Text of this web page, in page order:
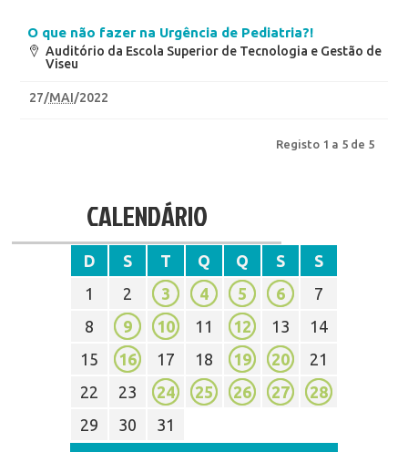
O que não fazer na Urgência de Pediatria?!
Auditório da Escola Superior de Tecnologia e Gestão de
Viseu
27/MAI/2022
Registo 1 a 5 de 5
CALENDÁRIO
D S T Q Q S
S
1
2 3 4 5 6
7
8
9 10 11 12 13
14
15
16 17 18 19 20
21
22
23 24 25 26 27
28
29
30 31